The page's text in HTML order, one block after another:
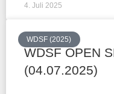
4. Juli 2025
WDSF (2025)
WDSF OPEN
(04.07.2025)